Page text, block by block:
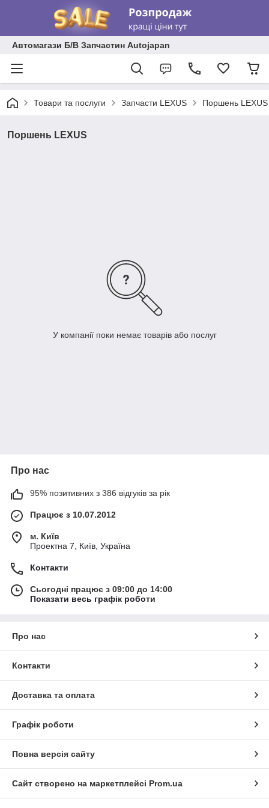
Автомагази Б/В Запчастин Autojapan
Товари та послуги Запчасти LEXUS Поршень LEXUS
Поршень LEXUS
У компанії поки немає товарів або послуг
Про нас
95% позитивних з 386 відгуків за рік
Працює з 10.07.2012
м. Київ
Проектна 7, Київ, Україна
Контакти
Сьогодні працює з 09:00 до 14:00
Показати весь графік роботи
Про нас
Контакти
Доставка та оплата
Графік роботи
Повна версія сайту
Сайт створено на маркетплейсі Prom.ua